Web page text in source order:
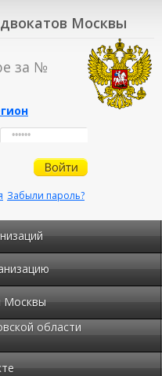
Москвы
за №
Забыли пароль?
Москвы
области